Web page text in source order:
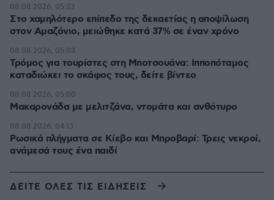
Στο χαμηλότερο επίπεδο της δεκαετίας η αποψίλωση
στον Αμαζόνιο, μειώθηκε κατά 37% σε έναν χρόνο
08.08.2026, 05:33
Τρόμος για τουρίστες στη Μποτσουάνα: Ιπποπόταμος
καταδιώκει το σκάφος τους, δείτε βίντεο
08.08.2026, 05:03
Μακαρονάδα με μελιτζάνα, ντομάτα και ανθότυρο
08.08.2026, 05:00
Ρωσικά πλήγματα σε Κίεβο και Μπροβαρί: Τρεις νεκροί,
ανάμεσά τους ένα παιδί
08.08.2026, 04:13
ΔΕΙΤΕ ΟΛΕΣ ΤΙΣ ΕΙΔΗΣΕΙΣ